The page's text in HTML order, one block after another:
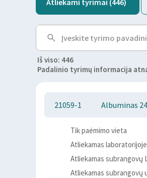
Atliekami tyrimai (446)
Iš viso: 446
Padalinio tyrimų informacija
21059-1 Albuminas
Tik paėmimo vieta
Atliekamas laboratorijoje
Atliekamas subrangovų
Atliekamas subrangovų